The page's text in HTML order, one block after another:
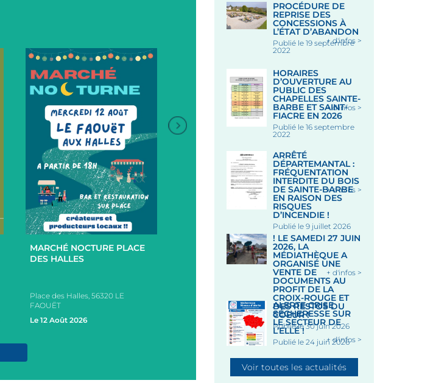
MARCHÉ NOCTURE PLACE
DES HALLES
Place des Halles, 56320 LE
FAOUËT
Le 12 Août 2026
ANIMATION DANSES
BRETONNES
Sous les Halles - LE FAOUET
ANIMATION DANSES
BRETONNES
Le 19 Août 2026
PROCÉDURE DE
REPRISE DES
CONCESSIONS À
L’ÉTAT D’ABANDON
Publié le 19 septembre
2022
+ d'infos >
HORAIRES
D’OUVERTURE AU
PUBLIC DES
CHAPELLES SAINTE-
BARBE ET SAINT-
FIACRE EN 2026
Publié le 16 septembre
2022
+ d'infos >
ARRÊTÉ
DÉPARTEMANTAL :
FRÉQUENTATION
INTERDITE DU BOIS
DE SAINTE-BARBE
EN RAISON DES
RISQUES
D’INCENDIE !
Publié le 9 juillet 2026
+ d'infos >
! LE SAMEDI 27 JUIN
2026, LA
MÉDIATHÈQUE A
ORGANISÉ UNE
VENTE DE
DOCUMENTS AU
PROFIT DE LA
CROIX-ROUGE ET
DES RESTOS DU
COEUR !
Publié le 30 juin 2026
+ d'infos >
ALERTE CRISE
SÉCHERESSE SUR
LE SECTEUR DE
L’ELLÉ !
Publié le 24 juin 2026
+ d'infos >
Voir toutes les actualités